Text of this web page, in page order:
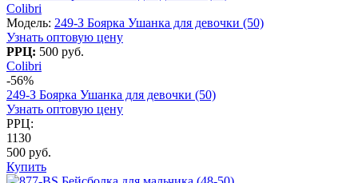
Colibri
Модель: 249-З Боярка Ушанка для девочки (50)
Узнать оптовую цену
РРЦ: 500 руб.
Colibri
-56%
249-З Боярка Ушанка для девочки (50)
Узнать оптовую цену
РРЦ:
1130
500 руб.
Купить